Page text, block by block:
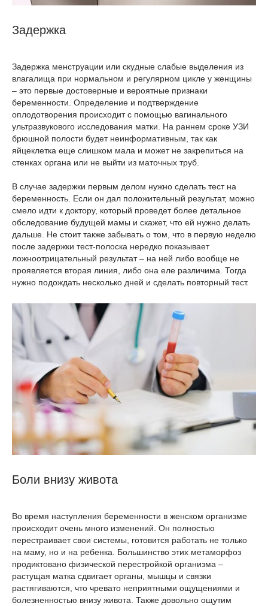
Задержка
Задержка менструации или скудные слабые выделения из
влагалища при нормальном и регулярном цикле у женщины
– это первые достоверные и вероятные признаки
беременности. Определение и подтверждение
оплодотворения происходит с помощью вагинального
ультразвукового исследования матки. На раннем сроке УЗИ
брюшной полости будет неинформативным, так как
яйцеклетка еще слишком мала и может не закрепиться на
стенках органа или не выйти из маточных труб.
В случае задержки первым делом нужно сделать тест на
беременность. Если он дал положительный результат, можно
смело идти к доктору, который проведет более детальное
обследование будущей мамы и скажет, что ей нужно делать
дальше. Не стоит также забывать о том, что в первую неделю
после задержки тест-полоска нередко показывает
ложноотрицательный результат – на ней либо вообще не
проявляется вторая линия, либо она еле различима. Тогда
нужно подождать несколько дней и сделать повторный тест.
Боли внизу живота
Во время наступления беременности в женском организме
происходит очень много изменений. Он полностью
перестраивает свои системы, готовится работать не только
на маму, но и на ребенка. Большинство этих метаморфоз
продиктовано физической перестройкой организма –
растущая матка сдвигает органы, мышцы и связки
растягиваются, что чревато неприятными ощущениями и
болезненностью внизу живота. Также довольно ощутим